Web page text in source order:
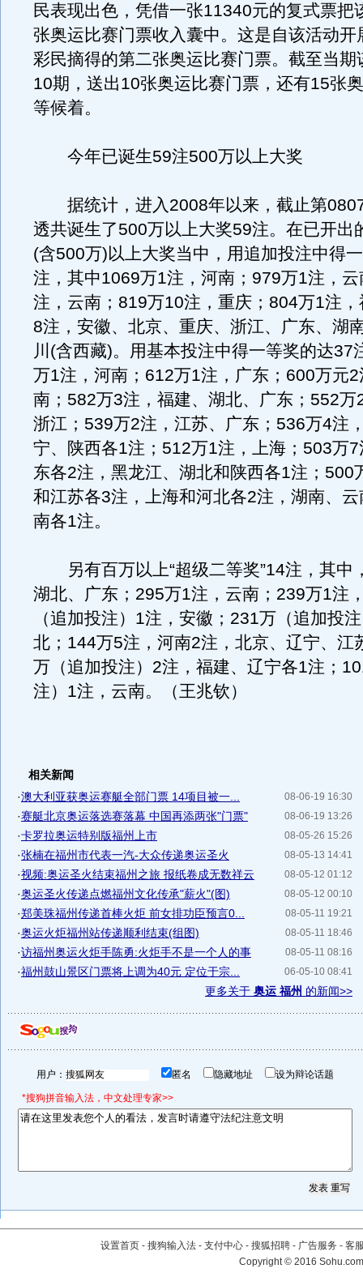
民表现出色，凭借一张11340元的复式票把
张奥运比赛门票收入囊中。这是自该活动开
彩民摘得的第二张奥运比赛门票。截至当期
10期，送出10张奥运比赛门票，还有15张
等候着。
今年已诞生59注500万以上大奖
据统计，进入2008年以来，截止第
透共诞生了500万以上大奖59注。在已开出
(含500万)以上大奖当中，用追加投注中得
注，其中1069万1注，河南；979万1注，
注，云南；819万10注，重庆；804万1注
8注，安徽、北京、重庆、浙江、广东、湖
川(含西藏)。用基本投注中得一等奖的达37
万1注，河南；612万1注，广东；600万元
南；582万3注，福建、湖北、广东；552万
浙江；539万2注，江苏、广东；536万4注
宁、陕西各1注；512万1注，上海；503万
东各2注，黑龙江、湖北和陕西各1注；500
和江苏各3注，上海和河北各2注，湖南、
南各1注。
另有百万以上“超级二等奖”14注，其中
湖北、广东；295万1注，云南；239万1注
（追加投注）1注，安徽；231万（追加投
北；144万5注，河南2注，北京、辽宁、江
万（追加投注）2注，福建、辽宁各1注；
注）1注，云南。（王兆钦）
相关新闻
08-06-19 16:30
·澳大利亚获奥运赛艇全部门票 14项目被一...
08-06-19 13:26
·赛艇北京奥运落选赛落幕 中国再添两张"门票"
08-05-26 15:26
·卡罗拉奥运特别版福州上市
08-05-13 14:41
·张楠在福州市代表一汽-大众传递奥运圣火
08-05-12 01:12
·视频:奥运圣火结束福州之旅 报纸卷成无数祥云
08-05-12 00:10
·奥运圣火传递点燃福州文化传承"薪火"(图)
08-05-11 19:21
·郑美珠福州传递首棒火炬 前女排功臣预言0...
08-05-11 18:46
·奥运火炬福州站传递顺利结束(组图)
08-05-11 08:16
·访福州奥运火炬手陈勇:火炬手不是一个人的事
06-05-10 08:41
·福州鼓山景区门票将上调为40元 定位于宗...
更多关于 奥运 福州 的新闻>>
用户： 匿名 隐藏地址 设为辩论话题
*搜狗拼音输入法，中文处理专家>>
设置首页 - 搜狗输入法 - 支付中心 - 搜狐招聘 - 广告服务 - 客
Copyright©2016